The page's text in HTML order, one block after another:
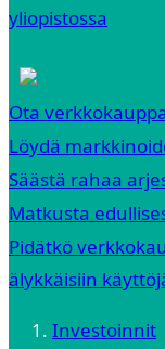
yliopistossa
Ota
Löydä
Säästä rahaa
Matkusta
Pidätkö
älykkäisiin
Investoinnit